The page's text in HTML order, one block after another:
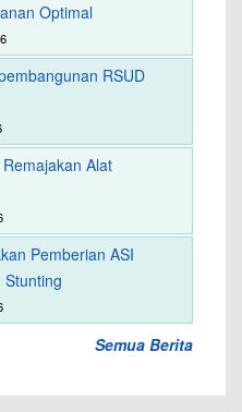
Optimal
RSUD
Alat
Pemberian ASI
Stunting
Semua Berita